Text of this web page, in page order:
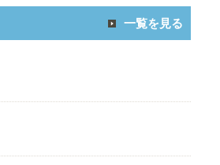
一覧を見る